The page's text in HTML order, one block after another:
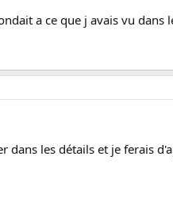
a ce que j avais vu dans
les détails et je ferais